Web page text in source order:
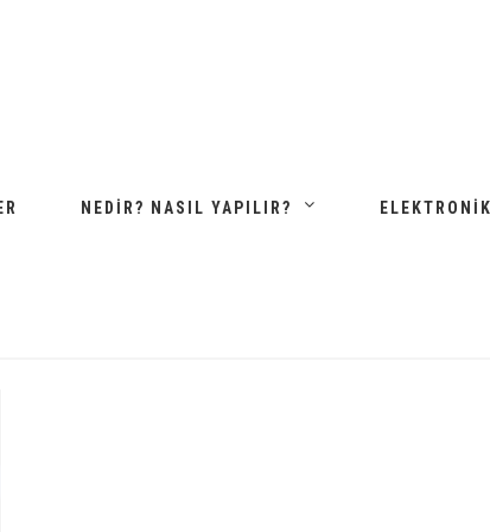
NEDIR? NASIL YAPILIR? ELEKTRONIK